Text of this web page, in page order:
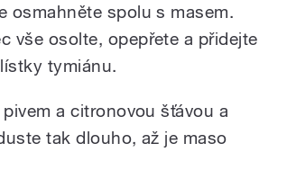
osmahněte spolu s masem.
vše osolte, opepřete a přidejte
tymiánu.
a citronovou šťávou a
tak dlouho, až je maso